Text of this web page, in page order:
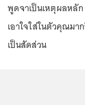
พูดจาเป็นเหตุผลหลั
เอาใจใส่ในตัวคุณมา
เป็นสัดส่วน